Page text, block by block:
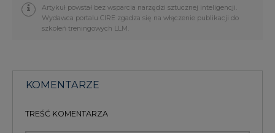
Artykuł powstał bez wsparcia narzędzi sztucznej inteligencji.
Wydawca portalu CIRE zgadza się na włączenie publikacji do
szkoleń treningowych LLM.
KOMENTARZE
TREŚĆ KOMENTARZA